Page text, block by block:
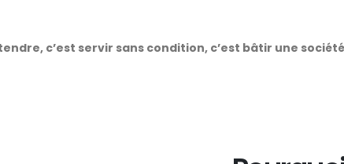
c’est servir sans condition, c’est bâtir une